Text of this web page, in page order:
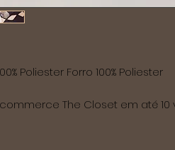
Poliester Forro 100% Poliester
The Closet em até 10